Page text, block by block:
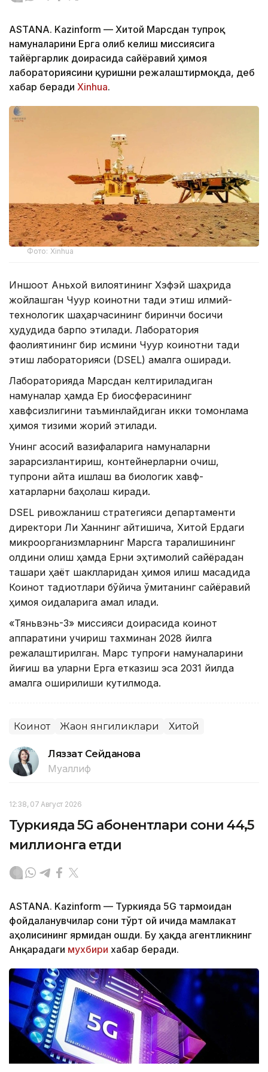
ASTANA. Kazinform — Хитой Марсдан тупроқ
намуналарини Ерга олиб келиш миссиясига
тайёргарлик доирасида сайёравий ҳимоя
лабораториясини қуришни режалаштирмоқда, деб
хабар беради Xinhua.
Фото: Xinhua
Иншоот Аньхой вилоятининг Хэфэй шаҳрида
жойлашган Чуқур коинотни тадқиқ этиш илмий-
технологик шаҳарчасининг биринчи босқичи
ҳудудида барпо этилади. Лаборатория
фаолиятининг бир қисмини Чуқур коинотни тадқиқ
этиш лабораторияси (DSEL) амалга оширади.
Лабораторияда Марсдан келтириладиган
намуналар ҳамда Ер биосферасининг
хавфсизлигини таъминлайдиган икки томонлама
ҳимоя тизими жорий этилади.
Унинг асосий вазифаларига намуналарни
зарарсизлантириш, контейнерларни очиш,
тупроқни қайта ишлаш ва биологик хавф-
хатарларни баҳолаш киради.
DSEL ривожланиш стратегияси департаменти
директори Ли Ханнинг айтишича, Хитой Ердаги
микроорганизмларнинг Марсга тарқалишининг
олдини олиш ҳамда Ерни эҳтимолий сайёрадан
ташқари ҳаёт шаклларидан ҳимоя қилиш мақсадида
Коинот тадқиқотлари бўйича қўмитанинг сайёравий
ҳимоя қоидаларига амал қилади.
«Тяньвэнь-3» миссияси доирасида коинот
аппаратини учириш тахминан 2028 йилга
режалаштирилган. Марс тупроғи намуналарини
йиғиш ва уларни Ерга етказиш эса 2031 йилда
амалга оширилиши кутилмоқда.
Коинот Жаҳон янгиликлари Хитой
Ляззат Сейданова
Муаллиф
12:38, 07 Август 2026
Туркияда 5G абонентлари сони 44,5
миллионга етди
ASTANA. Kazinform — Туркияда 5G тармоғидан
фойдаланувчилар сони тўрт ой ичида мамлакат
аҳолисининг ярмидан ошди. Бу ҳақда агентликнинг
Анқарадаги мухбири хабар беради.